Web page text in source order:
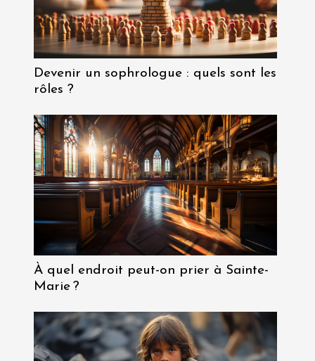
Devenir un sophrologue : quels sont les
rôles ?
À quel endroit peut-on prier à Sainte-
Marie ?